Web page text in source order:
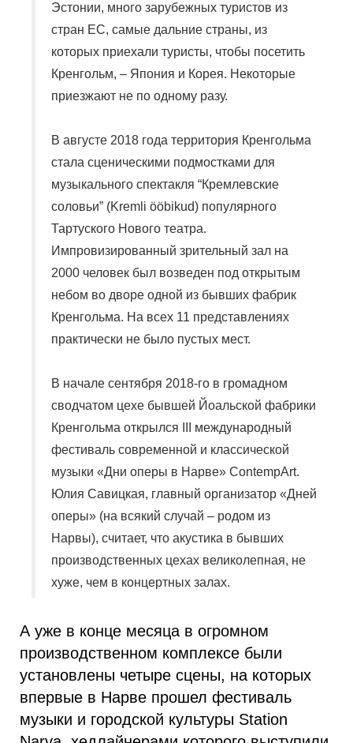
Эстонии, много зарубежных туристов из
стран ЕС, самые дальние страны, из
которых приехали туристы, чтобы посетить
Кренгольм, – Япония и Корея. Некоторые
приезжают не по одному разу.
В августе 2018 года территория Кренгольма
стала сценическими подмостками для
музыкального спектакля “Кремлевские
соловьи” (Kremli ööbikud) популярного
Тартуского Нового театра.
Импровизированный зрительный зал на
2000 человек был возведен под открытым
небом во дворе одной из бывших фабрик
Кренгольма. На всех 11 представлениях
практически не было пустых мест.
В начале сентября 2018-го в громадном
сводчатом цехе бывшей Йоальской фабрики
Кренгольма открылся III международный
фестиваль современной и классической
музыки «Дни оперы в Нарве» ContempArt.
Юлия Савицкая, главный организатор «Дней
оперы» (на всякий случай – родом из
Нарвы), считает, что акустика в бывших
производственных цехах великолепная, не
хуже, чем в концертных залах.
А уже в конце месяца в огромном
производственном комплексе были
установлены четыре сцены, на которых
впервые в Нарве прошел фестиваль
музыки и городской культуры Station